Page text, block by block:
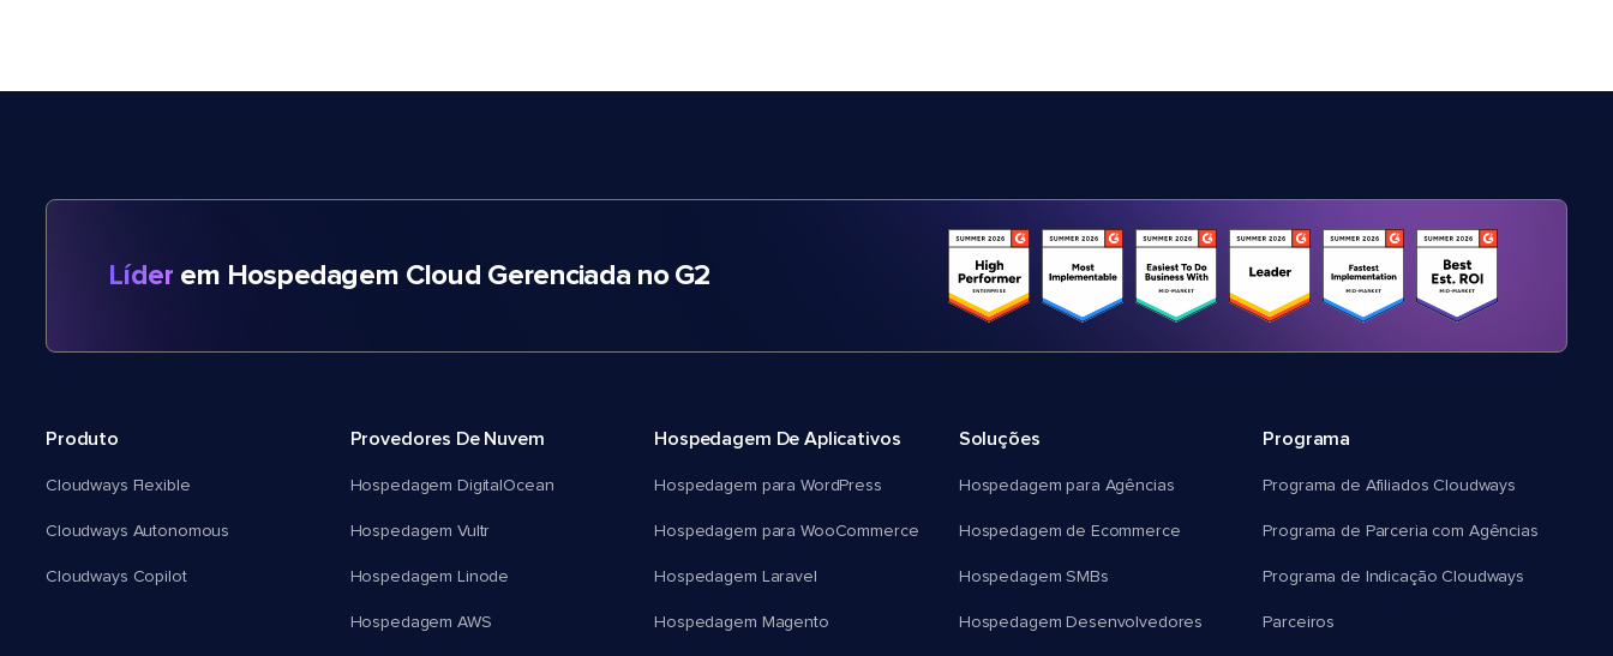
Líder em Hospedagem Cloud Gerenciada no G2
Produto
Cloudways Flexible
Cloudways Autonomous
Cloudways Copilot
Provedores De Nuvem
Hospedagem DigitalOcean
Hospedagem Vultr
Hospedagem Linode
Hospedagem AWS
Hospedagem De Aplicativos
Hospedagem para WordPress
Hospedagem para WooCommerce
Hospedagem Laravel
Hospedagem Magento
Soluções
Hospedagem para Agências
Hospedagem de Ecommerce
Hospedagem SMBs
Hospedagem Desenvolvedores
Programa
Programa de Afiliados Cloudways
Programa de Parceria com Agências
Programa de Indicação Cloudways
Parceiros